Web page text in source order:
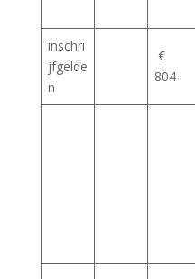
inschri
jfgelde
n
€
804